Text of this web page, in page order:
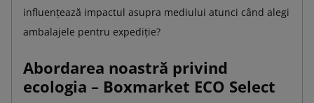
influențează impactul asupra mediului atunci când alegi
ambalajele pentru expediție?
Abordarea noastră privind
ecologia – Boxmarket ECO Select